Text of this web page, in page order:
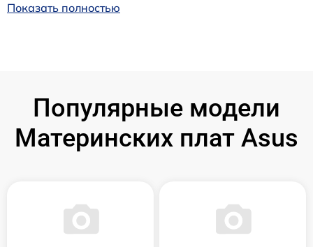
Показать полностью
Популярные модели
Материнских плат Asus